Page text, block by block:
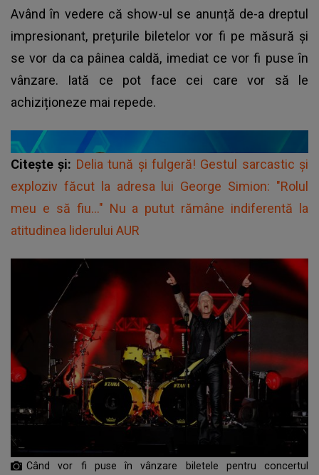
Având în vedere că show-ul se anunță de-a dreptul
impresionant, prețurile biletelor vor fi pe măsură și
se vor da ca pâinea caldă, imediat ce vor fi puse în
vânzare. Iată ce pot face cei care vor să le
achiziționeze mai repede.
Citește și: Delia tună şi fulgeră! Gestul sarcastic și
exploziv făcut la adresa lui George Simion: "Rolul
meu e să fiu..." Nu a putut rămâne indiferentă la
atitudinea liderului AUR
Când vor fi puse în vânzare biletele pentru concertul